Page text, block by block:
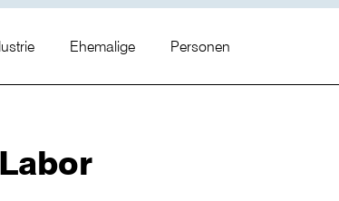
Ehemalige Personen